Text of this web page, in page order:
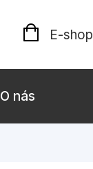
E-shop
O nás